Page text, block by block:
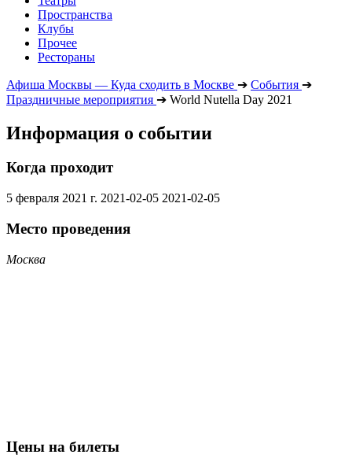
Пространства
Клубы
Прочее
Рестораны
Афиша Москвы — Куда сходить в Москве ➔ События ➔
Праздничные мероприятия ➔ World Nutella Day 2021
Информация о событии
Когда проходит
5 февраля 2021 г. 2021-02-05 2021-02-05
Место проведения
Москва
Цены на билеты